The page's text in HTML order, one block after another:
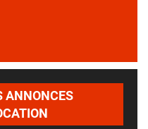
ANNONCES